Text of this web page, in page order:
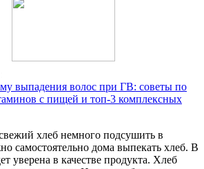
выпадения волос при ГВ: советы по
с пищей и топ-3 комплексных
хлеб немного подсушить в
самостоятельно дома выпекать хлеб. В
уверена в качестве продукта. Хлеб